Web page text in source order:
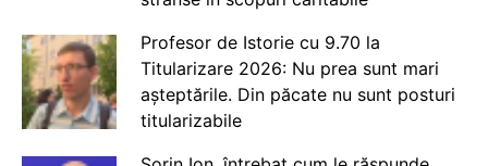
Profesor de Istorie cu 9.70 la
Titularizare 2026: Nu prea sunt mari
așteptările. Din păcate nu sunt posturi
titularizabile